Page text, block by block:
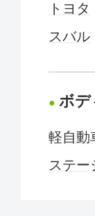
トヨタ
スバル
ボデ
軽自動
ステー